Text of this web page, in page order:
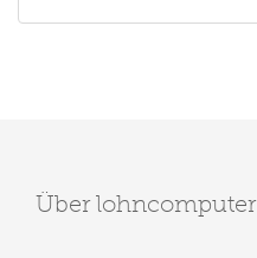
Über lohncomputer